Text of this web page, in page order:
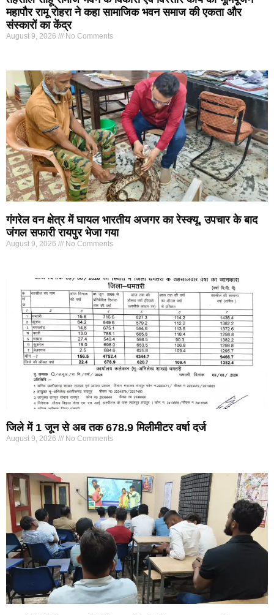
महापौर रामू रोहरा ने कहा सामाजिक भवन समाज की एकता और
संस्कारों का केंद्र
August 9, 2026 No Comments
गंगरेल वन क्षेत्र में घायल भारतीय अजगर का रेस्क्यू, उपचार के बाद
जंगल सफारी रायपुर भेजा गया
August 9, 2026 No Comments
जिले में 1 जून से अब तक 678.9 मिलीमीटर वर्षा दर्ज
August 9, 2026 No Comments